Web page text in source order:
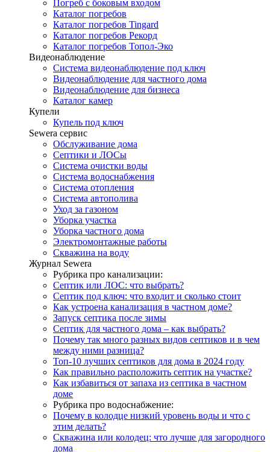
Погреб с боковым входом
Каталог погребов
Каталог погребов Tingard
Каталог погребов Рекорд
Каталог погребов Топол-Эко
Видеонаблюдение
Система видеонаблюдение под ключ
Видеонаблюдение для частного дома
Видеонаблюдение для бизнеса
Каталог камер
Купели
Купель под ключ
Sewera сервис
Обслуживание дома
Септики и ЛОСы
Система очистки воды
Система водоснабжения
Система отопления
Система автополива
Уход за газоном
Уборка участка
Уборка частного дома
Электромонтажные работы
Скважина на воду
Журнал Sewera
Рубрика про канализации:
Септик или ЛОС: что выбрать?
Септик под ключ: что входит и сколько стоит
Как устроена канализация в частном доме?
Запуск септика после зимы
Септик для частного дома – как выбрать?
Почему так много разных видов септиков и в чем
между ними разница?
Топ-10 лучших септиков для дома в 2024 году
Как правильно расположить септик на участке?
Как избавиться от запаха из септика в частном
доме
Рубрика про водоснабжение:
Почему в колодце низкий уровень воды и что с
этим делать?
Скважина или колодец: что лучше для загородного
дома